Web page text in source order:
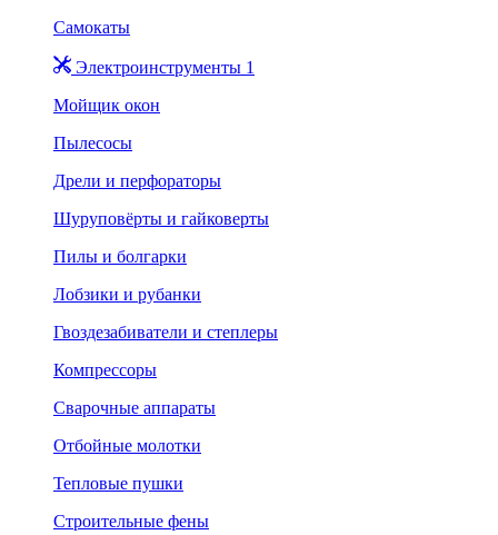
Самокаты
Электроинструменты 1
Мойщик окон
Пылесосы
Дрели и перфораторы
Шуруповёрты и гайковерты
Пилы и болгарки
Лобзики и рубанки
Гвоздезабиватели и степлеры
Компрессоры
Сварочные аппараты
Отбойные молотки
Тепловые пушки
Строительные фены